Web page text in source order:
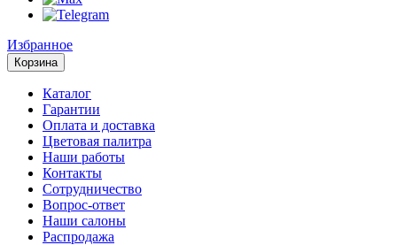
Избранное
Корзина
Каталог
Гарантии
Оплата и доставка
Цветовая палитра
Наши работы
Контакты
Сотрудничество
Вопрос-ответ
Наши салоны
Распродажа